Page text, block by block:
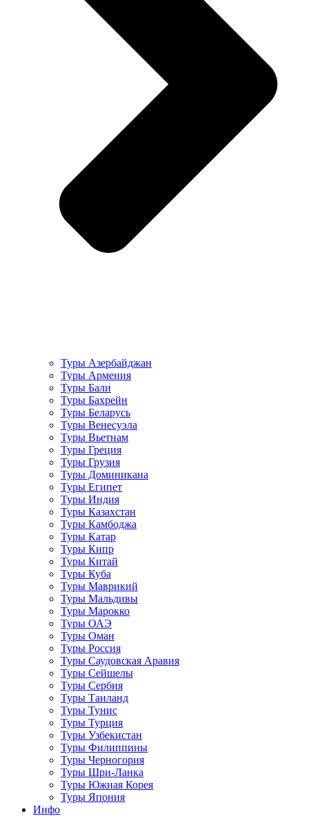
Туры Азербайджан
Туры Армения
Туры Бали
Туры Бахрейн
Туры Беларусь
Туры Венесуэла
Туры Вьетнам
Туры Греция
Туры Грузия
Туры Доминикана
Туры Египет
Туры Индия
Туры Казахстан
Туры Камбоджа
Туры Катар
Туры Кипр
Туры Китай
Туры Куба
Туры Маврикий
Туры Мальдивы
Туры Марокко
Туры ОАЭ
Туры Оман
Туры Россия
Туры Саудовская Аравия
Туры Сейшелы
Туры Сербия
Туры Таиланд
Туры Тунис
Туры Турция
Туры Узбекистан
Туры Филиппины
Туры Черногория
Туры Шри-Ланка
Туры Южная Корея
Туры Япония
Инфо